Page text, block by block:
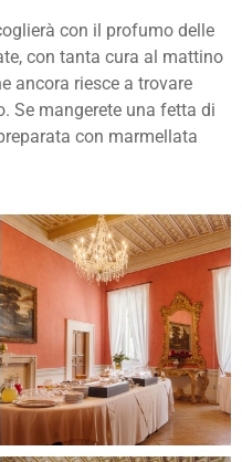
con il profumo delle
con tanta cura al mattino
ancora riesce a trovare
Se mangerete una fetta di
con marmellata